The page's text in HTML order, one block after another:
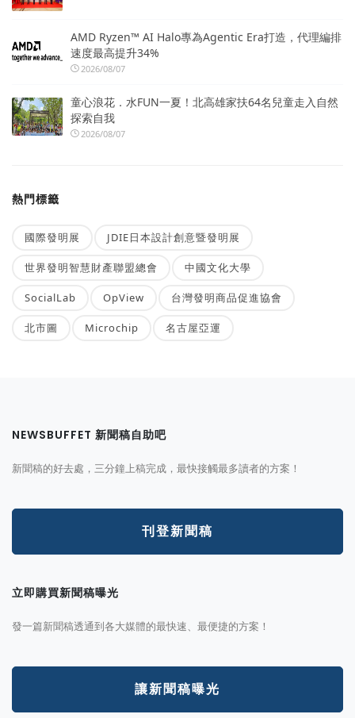
AMD Ryzen™ AI Halo專為Agentic Era打造，代理編排
速度最高提升34%
2026/08/07
童心浪花．水FUN一夏！北高雄家扶64名兒童走入自然
探索自我
2026/08/07
熱門標籤
國際發明展 JDIE日本設計創意暨發明展
世界發明智慧財產聯盟總會 中國文化大學
SocialLab OpView 台灣發明商品促進協會
北市圖 Microchip 名古屋亞運
NEWSBUFFET 新聞稿自助吧
新聞稿的好去處，三分鐘上稿完成，最快接觸最多讀者的方案！
刊登新聞稿
立即購買新聞稿曝光
發一篇新聞稿透通到各大媒體的最快速、最便捷的方案！
讓新聞稿曝光